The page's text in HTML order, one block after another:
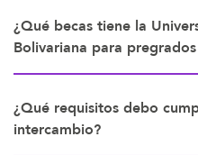
¿Qué becas tiene la
Bolivariana para
¿Qué requisitos debo
intercambio?